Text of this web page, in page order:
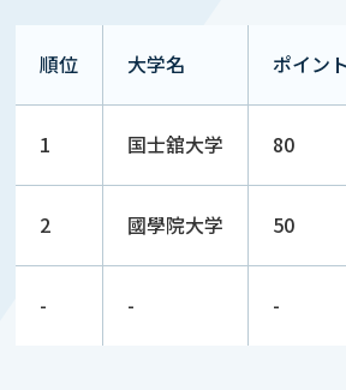
順位 大学名 ポイント
1 国士舘大学 80
2 國學院大学 50
- - -